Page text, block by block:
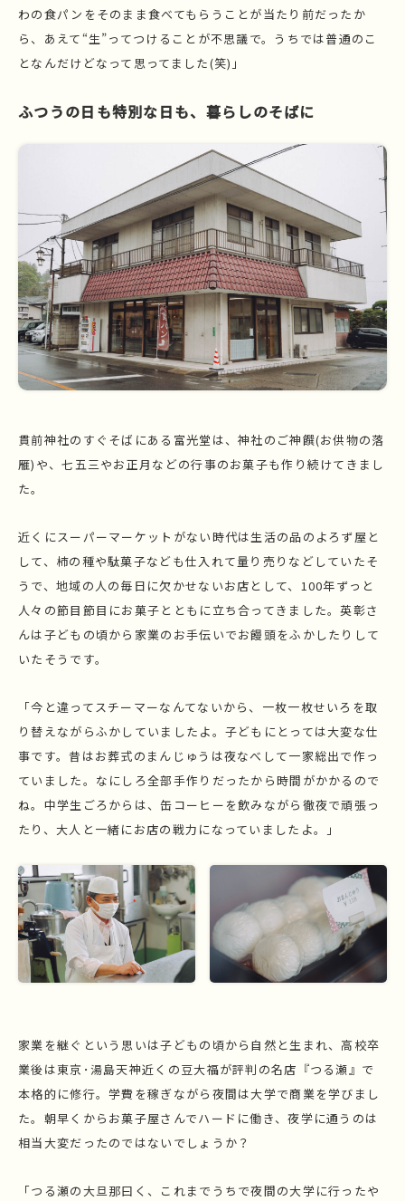
わの食パンをそのまま食べてもらうことが当たり前だったか
ら、あえて“生”ってつけることが不思議で。うちでは普通のこ
となんだけどなって思ってました(笑)」
ふつうの日も特別な日も、暮らしのそばに
貫前神社のすぐそばにある富光堂は、神社のご神饌(お供物の落
雁)や、七五三やお正月などの行事のお菓子も作り続けてきまし
た。
近くにスーパーマーケットがない時代は生活の品のよろず屋と
して、柿の種や駄菓子なども仕入れて量り売りなどしていたそ
うで、地域の人の毎日に欠かせないお店として、100年ずっと
人々の節目節目にお菓子とともに立ち合ってきました。英彰さ
んは子どもの頃から家業のお手伝いでお饅頭をふかしたりして
いたそうです。
「今と違ってスチーマーなんてないから、一枚一枚せいろを取
り替えながらふかしていましたよ。子どもにとっては大変な仕
事です。昔はお葬式のまんじゅうは夜なべして一家総出で作っ
ていました。なにしろ全部手作りだったから時間がかかるので
ね。中学生ごろからは、缶コーヒーを飲みながら徹夜で頑張っ
たり、大人と一緒にお店の戦力になっていましたよ。​​」
家業を継ぐという思いは子どもの頃から自然と生まれ、高校卒
業後は東京･湯島天神近くの豆大福が評判の名店『つる瀬』で
本格的に修行。学費を稼ぎながら夜間は大学で商業を学びまし
た。朝早くからお菓子屋さんでハードに働き、夜学に通うのは
相当大変だったのではないでしょうか？
「つる瀬の大旦那曰く、これまでうちで夜間の大学に行ったや